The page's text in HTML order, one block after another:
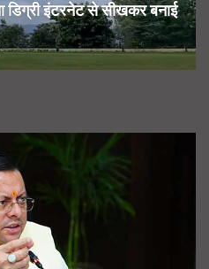
इंटरनेट से सीखकर बनाई